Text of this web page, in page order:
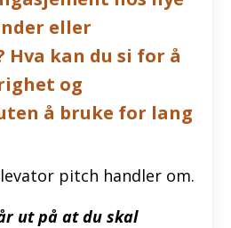
eller
Hva kan du si for å
og
å bruke for lang
pitch handler om.
ut på at du skal